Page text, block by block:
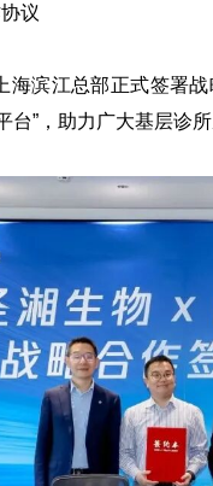
议
滨江总部正式签署
台”，助力广大基层诊